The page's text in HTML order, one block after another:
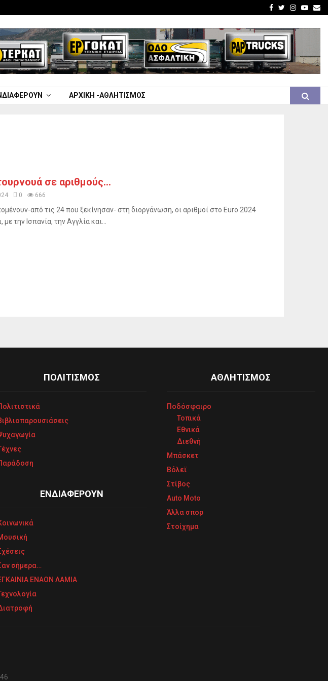
Facebook
Twitter
Instagram
ΑΡΧΙΚΉ -ΑΘΛΗΤΙΣΜΌΣ
σε αριθμούς…
0 666
από τις 24 που ξεκίνησαν- στη διοργάνωση, οι αριθμοί στο Euro 2024
την Ισπανία, την Αγγλία και...
ΠΟΛΙΤΙΣΜΟΣ
ΕΝΔΙΑΦΕΡΟΥΝ
σήμερα…
ΕΝΑΟΝ ΛΑΜΙΑ
ΑΘΛΗΤΙΣΜΟΣ
Ποδόσφαιρο
Τοπικά
Εθνικά
Διεθνή
Μπάσκετ
Βόλεϊ
Στίβος
Auto Moto
Άλλα σπορ
Στοίχημα